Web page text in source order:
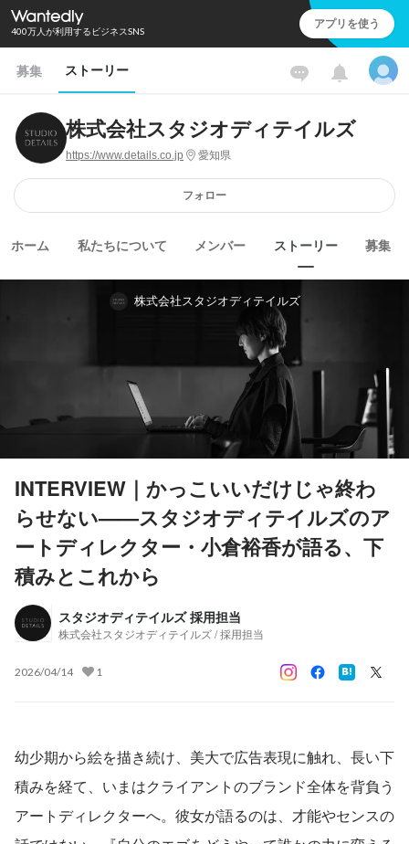
400万人が利用するビジネスSNS アプリを使う
募集 ストーリー
株式会社スタジオディテイルズ
https://www.details.co.jp 愛知県
フォロー
ホーム 私たちについて メンバー ストーリー 募集
株式会社スタジオディテイルズ
INTERVIEW｜かっこいいだけじゃ終わ
らせない——スタジオディテイルズのア
ートディレクター・小倉裕香が語る、下
積みとこれから
スタジオディテイルズ 採用担当
株式会社スタジオディテイルズ / 採用担当
2026/04/14 1
幼少期から絵を描き続け、美大で広告表現に触れ、長い下
積みを経て、いまはクライアントのブランド全体を背負う
アートディレクターへ。彼女が語るのは、才能やセンスの